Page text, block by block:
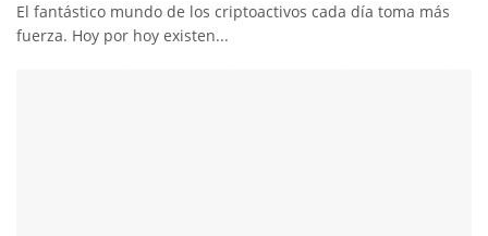
El fantástico mundo de los criptoactivos cada día toma más
fuerza. Hoy por hoy existen...